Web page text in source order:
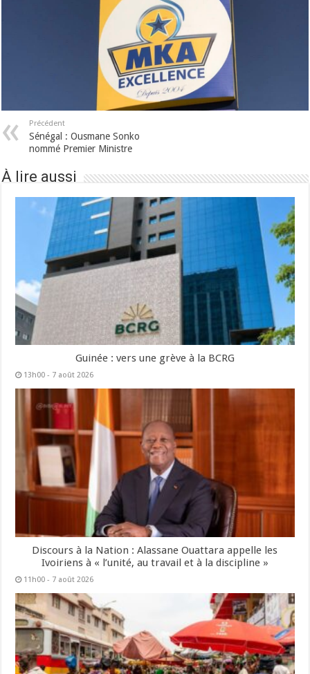
Précédent
Sénégal : Ousmane Sonko
nommé Premier Ministre
À lire aussi
Guinée : vers une grève à la BCRG
13h00 - 7 août 2026
Discours à la Nation : Alassane Ouattara appelle les
Ivoiriens à « l’unité, au travail et à la discipline »
11h00 - 7 août 2026